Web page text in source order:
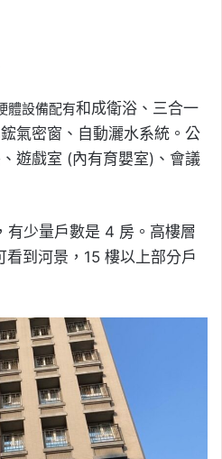
體設備配有和成衛浴、 三合一
氣密窗、自動灑水系統。 公
遊戲室 (內有育嬰室)、會議
少量戶數是 4 房。高樓層
看到河景，15 樓以上部分戶